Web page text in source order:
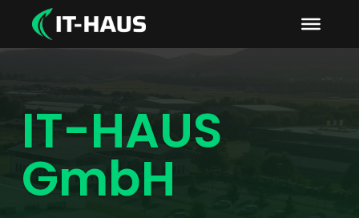
IT-HAUS
GmbH